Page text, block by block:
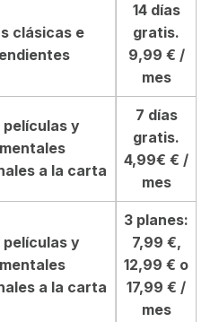
clásicas e
14 días
gratis.
9,99 € /
mes
películas y
a la carta
7 días
gratis.
4,99€ € /
mes
películas y
a la carta
3 planes:
7,99 €,
12,99 € o
17,99 € /
mes